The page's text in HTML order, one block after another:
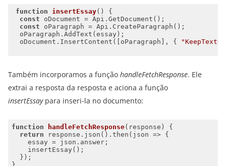
function insertEssay( )
const
const
oDocument.InsertContent([oParagraph], {
Também incorporamos a função handleFetchResponse. Ele
extrai a resposta da resposta e aciona a função
insertEssaypara inseri-la no documento:
function handleFetchResponse( response )
return response.json().then( json =>